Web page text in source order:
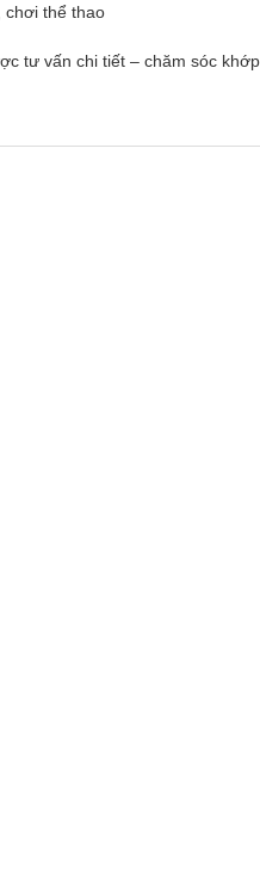
chơi thể thao
tư vấn chi tiết – chăm sóc